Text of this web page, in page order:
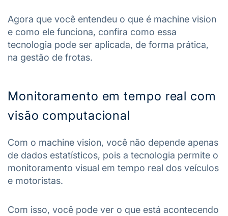
Agora que você entendeu o que é machine vision
e como ele funciona, confira como essa
tecnologia pode ser aplicada, de forma prática,
na gestão de frotas.
Monitoramento em tempo real com
visão computacional
Com o machine vision, você não depende apenas
de dados estatísticos, pois a tecnologia permite o
monitoramento visual em tempo real dos veículos
e motoristas.
Com isso, você pode ver o que está acontecendo